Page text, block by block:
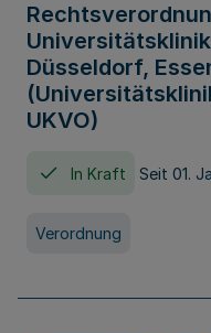
Düsseldorf,
UKVO)
In Kraft Seit 01.
Verordnung